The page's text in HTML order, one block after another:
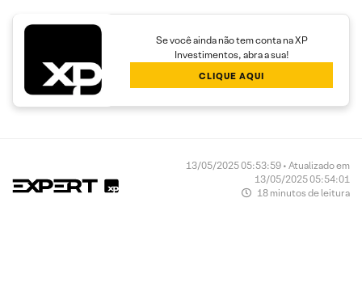
Se você ainda não tem conta na XP
Investimentos, abra a sua!
CLIQUE AQUI
13/05/2025 05:53:59 • Atualizado em
13/05/2025 05:54:01
18 minutos de leitura